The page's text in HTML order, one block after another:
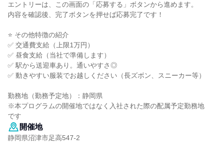
エントリーは、この画面の「応募する」ボタンから進めます。
内容を確認後、完了ボタンを押せば応募完了です！
⭐ その他特徴の紹介
✅ 交通費支給（上限1万円）
✅ 昼食支給（当社で準備します）
✅ 駅から送迎車あり。通いやすさ◎
✅ 動きやすい服装でお越しください（長ズボン、スニーカー等）
勤務地（勤務予定地）：静岡県
※本プログラムの開催地ではなく入社された際の配属予定勤務地
です
開催地
静岡県沼津市足高547-2